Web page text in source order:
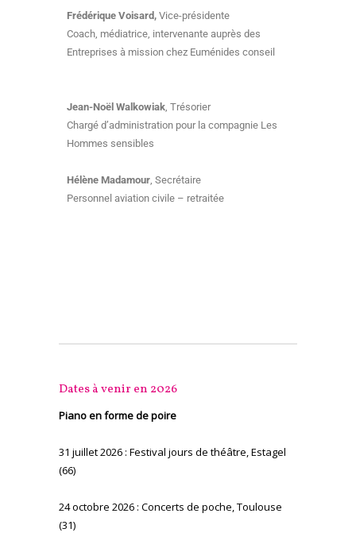
Frédérique Voisard, Vice-présidente
Coach, médiatrice, intervenante auprès des
Entreprises à mission chez Euménides conseil
Jean-Noël Walkowiak, Trésorier
Chargé d’administration pour la compagnie Les
Hommes sensibles
Hélène Madamour, Secrétaire
Personnel aviation civile – retraitée
Dates à venir en 2026
Piano en forme de poire
31 juillet 2026 : Festival jours de théâtre, Estagel
(66)
24 octobre 2026 : Concerts de poche, Toulouse
(31)